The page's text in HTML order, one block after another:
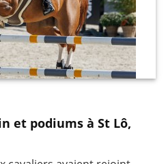
et podiums à St Lô,